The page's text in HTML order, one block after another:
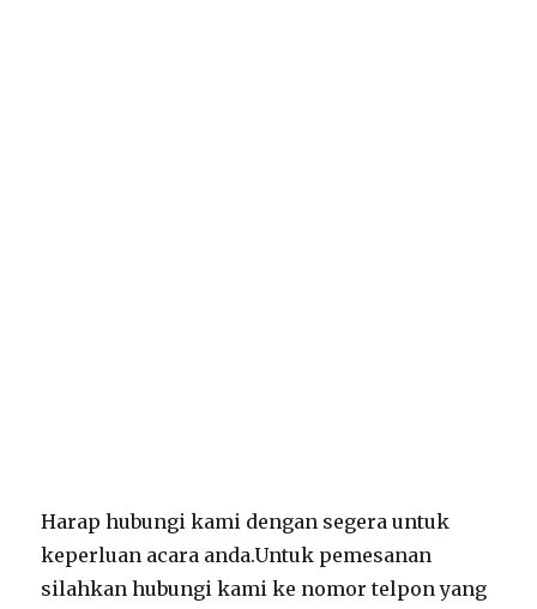
Harap hubungi kami dengan segera untuk
keperluan acara anda.Untuk pemesanan
silahkan hubungi kami ke nomor telpon yang